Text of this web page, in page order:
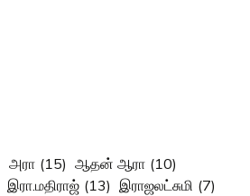
அரா (15) ஆதன் ஆரா (10)
இரா.மதிராஜ் (13) இராஜலட்சுமி (7)